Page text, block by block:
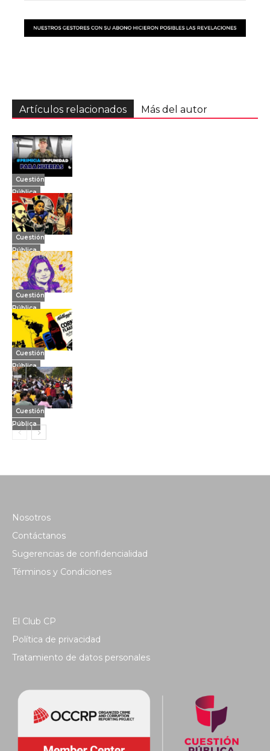
Artículos relacionados Más del autor
Cuestión
Pública
Cuestión
Pública
Cuestión
Pública
Cuestión
Pública
Cuestión
Pública
Nosotros
Contáctanos
Sugerencias de confidencialidad
Términos y Condiciones
El Club CP
Política de privacidad
Tratamiento de datos personales